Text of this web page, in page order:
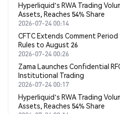
Hyperliquid's RWA Trading
Assets, Reaches 54% Share
2026-07-24 00:14
CFTC Extends Comment
Rules to August 26
2026-07-24 00:26
Zama Launches Confidential
Institutional Trading
2026-07-24 00:17
Hyperliquid's RWA Trading
Assets, Reaches 54% Share